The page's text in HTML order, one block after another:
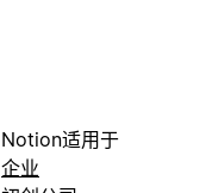
Notion适用于
企业